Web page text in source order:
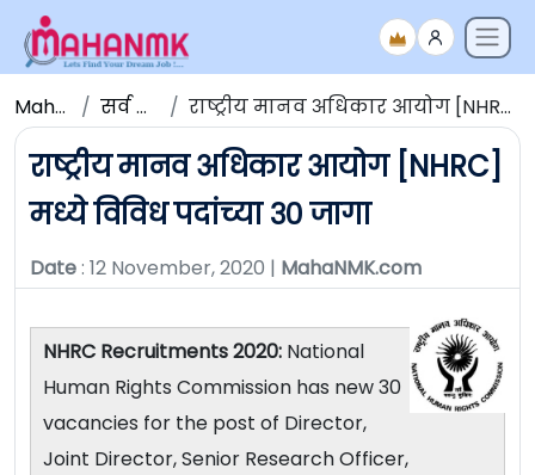
Maha NMK सर्व जाहिराती राष्ट्रीय मानव अधिकार आयोग [NHRC] मध्ये विविध पदांच्या ३० जागा
राष्ट्रीय मानव अधिकार आयोग [NHRC]
मध्ये विविध पदांच्या ३० जागा
Date: 12 November, 2020 | MahaNMK.com
NHRC Recruitments 2020: National
Human Rights Commission has new 30
vacancies for the post of Director,
Joint Director, Senior Research Officer,